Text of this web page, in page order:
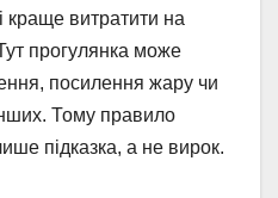
краще витратити на
прогулянка може
посилення жару чи
Тому правило
підказка, а не вирок.